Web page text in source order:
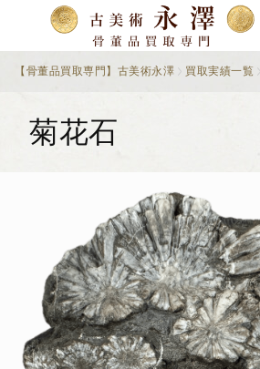
【骨董品買取専門】古美術永澤 買取実績一覧
菊花石